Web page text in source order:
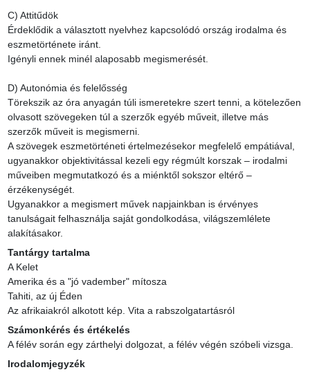
C) Attitűdök
Érdeklődik a választott nyelvhez kapcsolódó ország irodalma és
eszmetörténete iránt.
Igényli ennek minél alaposabb megismerését.
D) Autonómia és felelősség
Törekszik az óra anyagán túli ismeretekre szert tenni, a kötelezően
olvasott szövegeken túl a szerzők egyéb műveit, illetve más
szerzők műveit is megismerni.
A szövegek eszmetörténeti értelmezésekor megfelelő empátiával,
ugyanakkor objektivitással kezeli egy régmúlt korszak – irodalmi
műveiben megmutatkozó és a miénktől sokszor eltérő –
érzékenységét.
Ugyanakkor a megismert művek napjainkban is érvényes
tanulságait felhasználja saját gondolkodása, világszemlélete
alakításakor.
Tantárgy tartalma
A Kelet
Amerika és a "jó vadember" mítosza
Tahiti, az új Éden
Az afrikaiakról alkotott kép. Vita a rabszolgatartásról
Számonkérés és értékelés
A félév során egy zárthelyi dolgozat, a félév végén szóbeli vizsga.
Irodalomjegyzék